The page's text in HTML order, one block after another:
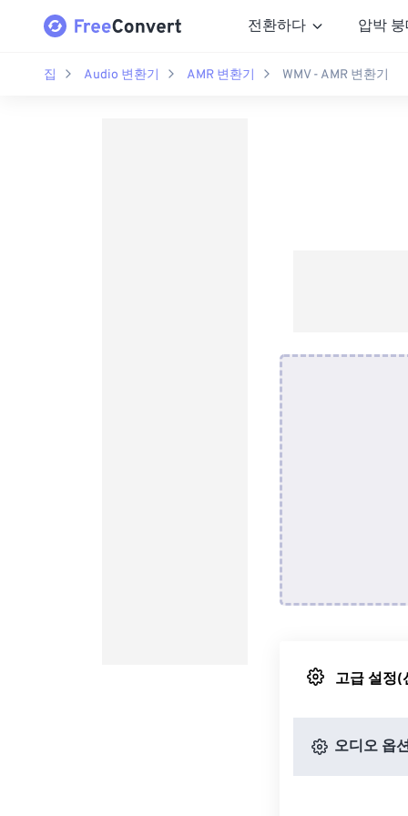
전환하다 압박
집 Audio 변환기 AMR 변환기 WMV - AMR 변환기
고급 설정(
오디오 옵